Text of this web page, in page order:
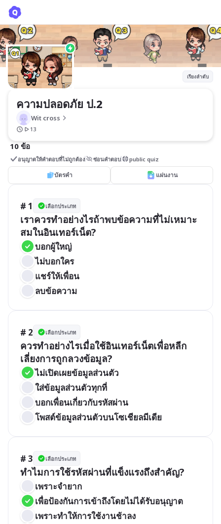
เรียงลำดับ
ความปลอดภัย ป.2
Wit cross
13
10 ข้อ
อนุญาตให้คำตอบที่ไม่ถูกต้อง ซ่อนคำตอบ public quiz
บัตรคำ แผ่นงาน
# 1 เลือกประเภท
เราควรทำอย่างไรถ้าพบข้อความที่ไม่เหมาะ
สมในอินเทอร์เน็ต?
บอกผู้ใหญ่
ไม่บอกใคร
แชร์ให้เพื่อน
ลบข้อความ
# 2 เลือกประเภท
ควรทำอย่างไรเมื่อใช้อินเทอร์เน็ตเพื่อหลีก
เลี่ยงการถูกลวงข้อมูล?
ไม่เปิดเผยข้อมูลส่วนตัว
ใส่ข้อมูลส่วนตัวทุกที่
บอกเพื่อนเกี่ยวกับรหัสผ่าน
โพสต์ข้อมูลส่วนตัวบนโซเชียลมีเดีย
# 3 เลือกประเภท
ทำไมการใช้รหัสผ่านที่แข็งแรงถึงสำคัญ?
เพราะจำยาก
เพื่อป้องกันการเข้าถึงโดยไม่ได้รับอนุญาต
เพราะทำให้การใช้งานช้าลง